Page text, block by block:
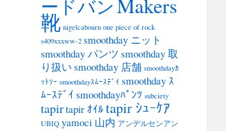
ードバン
靴 nigelcabourn one piece of rock
s409xxxww-2 smoothday ニット
smoothday パンツ smoothday 取
り扱い smoothday 店舗 smoothdayｶ
ｯﾄｿｰ smoothdayｽﾑｰｽﾃﾞｲ smoothday ｽ
ﾑｰｽﾃﾞｲ smoothdayﾊﾟﾝﾂ subciety
tapirtapir ｵｲﾙ tapir ｼｭｰｹｱ
UBIQ yamoci 山内 アンデルセンアン